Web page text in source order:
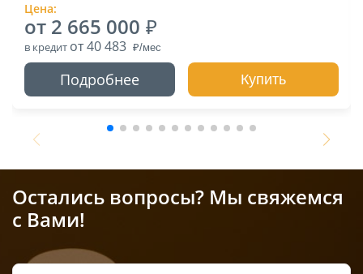
Цена:
от 2 665 000
в кредит от 40 483
Подробнее Купить
Остались вопросы? Мы свяжемся
с Вами!